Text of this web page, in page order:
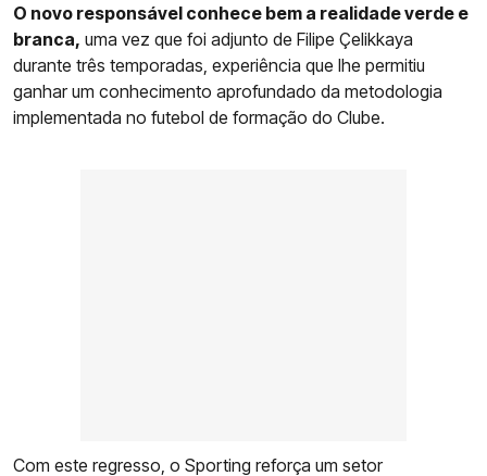
O novo responsável conhece bem a realidade verde e
branca, uma vez que foi adjunto de Filipe Çelikkaya
durante três temporadas, experiência que lhe permitiu
ganhar um conhecimento aprofundado da metodologia
implementada no futebol de formação do Clube.
Com este regresso, o Sporting reforça um setor